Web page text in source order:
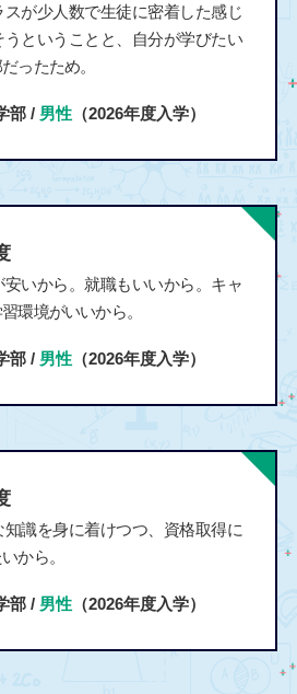
が少人数で生徒に密着した感じ
ということと、自分が学びたい
ったため。
部 / 男性（2026年度入学）
いから。就職もいいから。キャ
環境がいいから。
部 / 男性（2026年度入学）
識を身に着けつつ、資格取得に
から。
部 / 男性（2026年度入学）